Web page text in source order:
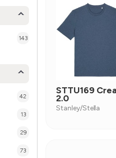
143
42
13
29
73
STTU169
2.0
Stanley/Stella